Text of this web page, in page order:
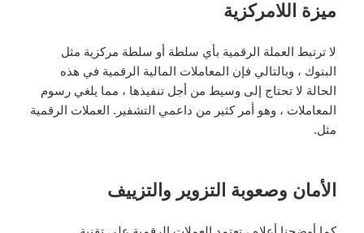
ميزة اللامركزية
لا ترتبط العملة الرقمية بأي سلطة أو سلطة مركزية مثل
البنوك ، وبالتالي فإن المعاملات المالية الرقمية في هذه
الحالة لا تحتاج إلى وسيط من أجل تنفيذها ، مما يلغي رسوم
المعاملات ، وهو أمر كثير من داعمي التشفير. العملات الرقمية
مثل.
الأمان وصعوبة التزوير والتزييف